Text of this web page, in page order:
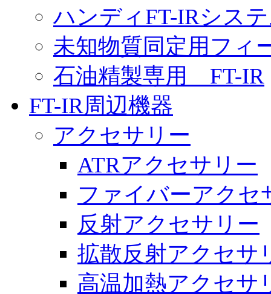
ハンディFT-IRシス
未知物質同定用フィ
石油精製専用 FT-IR
FT-IR周辺機器
アクセサリー
ATRアクセサリー
ファイバーアクセ
反射アクセサリー
拡散反射アクセサ
高温加熱アクセサ